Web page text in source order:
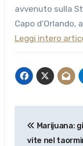
avvenuto sulla
Capo d’Orlando,
Leggi intero
articoli
Marijuana:
vite nel